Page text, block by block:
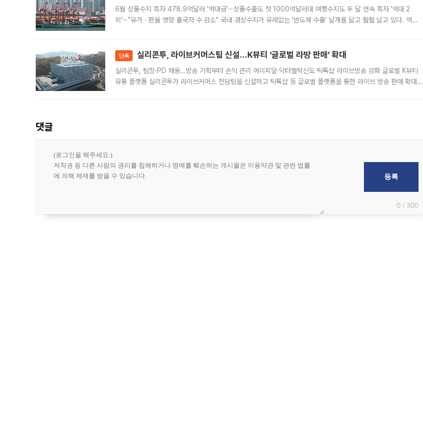
6월 상품수지 흑자 478.9억달러 '역대급'⋯상품수출도 첫 1000억달러대 여행수지도 두 달 연속 흑자 '역대 2
위'⋯"유가ㆍ환율 영향 출국자 수 감소" 국내 경상수지가 유례없는 '반도체 수출' 날개를 달고 훨훨 날고 있다. 역대
단독 실리콘투, 라이브커머스팀 신설…K뷰티 ‘글로벌 라방 판매’ 확대
실리콘투, 팀장·PD 채용…방송 기획부터 손익 관리 에이피알·닥터멜락신도 틱톡샵 라이브방송 강화 글로벌 K뷰티
유통 플랫폼 실리콘투가 라이브커머스 전담팀을 신설하고 틱톡샵 등 글로벌 플랫폼을 통한 라이브 방송 판매 확대에
댓글
0 / 300